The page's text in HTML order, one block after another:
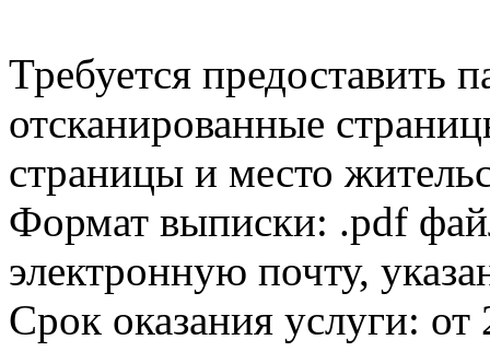
Требуется предоставить
отсканированные
страницы и место
Формат выписки: .pdf
электронную почту,
Срок оказания услуги: от